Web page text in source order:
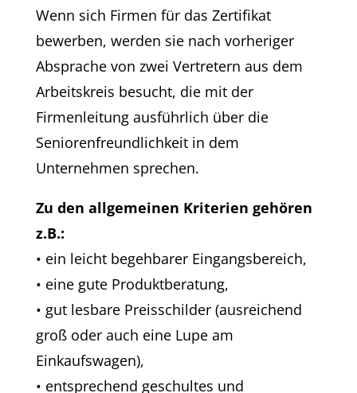
Wenn sich Firmen für das Zertifikat
bewerben, werden sie nach vorheriger
Absprache von zwei Vertretern aus dem
Arbeitskreis besucht, die mit der
Firmenleitung ausführlich über die
Seniorenfreundlichkeit in dem
Unternehmen sprechen.
Zu den allgemeinen Kriterien gehören
z.B.:
• ein leicht begehbarer Eingangsbereich,
• eine gute Produktberatung,
• gut lesbare Preisschilder (ausreichend
groß oder auch eine Lupe am
Einkaufswagen),
• entsprechend geschultes und